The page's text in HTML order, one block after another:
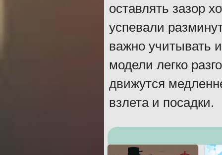
оставлять зазор
успевали
важно учитывать
модели легко
движутся
взлета и посадки.